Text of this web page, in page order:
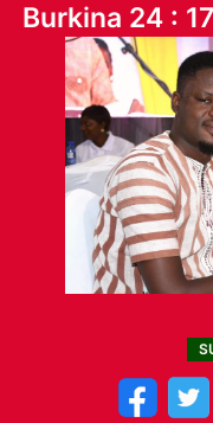
Burkina 24 :